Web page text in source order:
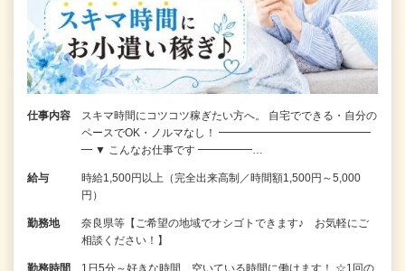
仕事内容
スキマ時間にコツコツ稼ぎたい方へ。 自宅でできる・自分の
ペースでOK・ノルマなし！ ━━━━━━━━━━━━━━
━ ▼ こんなお仕事です ━━━━━…
給与
時給1,500円以上（完全出来高制／時間額1,500円～5,000
円）
勤務地
奈良県等【ご希望の地域でオシゴトできます♪ お気軽にご
相談ください！】
勤務時間
1日5分～好きな時間、空いている時間に働けます！ ☆1回の